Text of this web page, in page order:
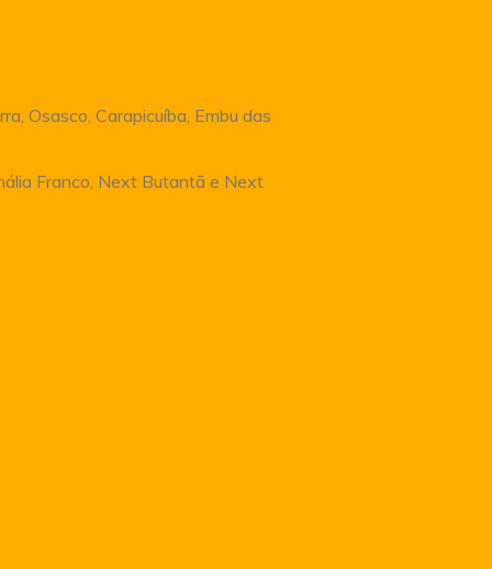
Osasco, Carapicuíba, Embu das
Franco, Next Butantã e Next